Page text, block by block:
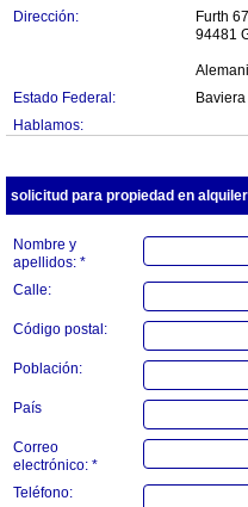
Dirección:
Furth 67
94481
Estado Federal:
Baviera
Hablamos:
solicitud para propiedad en
Nombre y
apellidos: *
Calle:
Código postal:
Población:
País
Correo
electrónico: *
Teléfono: